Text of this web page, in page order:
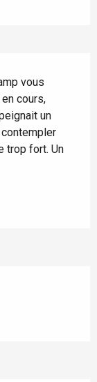
vous
cours,
un
contempler
trop fort. Un